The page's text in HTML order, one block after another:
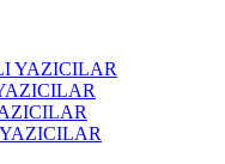
YAZICILAR